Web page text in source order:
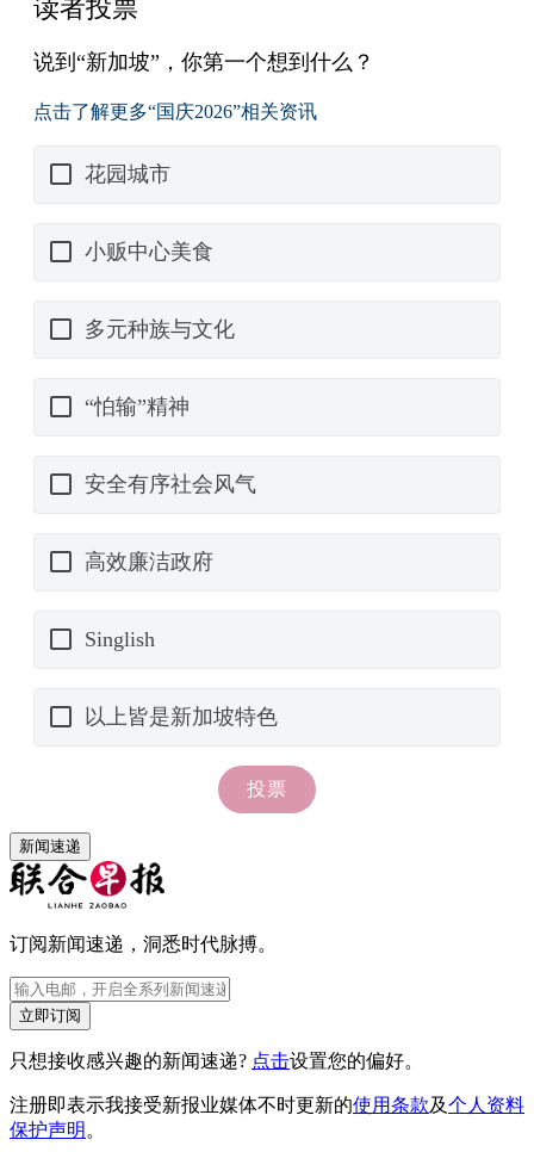
新闻速递
订阅新闻速递，洞悉时代脉搏。
立即订阅
只想接收感兴趣的新闻速递? 点击设置您的偏好。
注册即表示我接受新报业媒体不时更新的使用条款及个人资料
保护声明 。